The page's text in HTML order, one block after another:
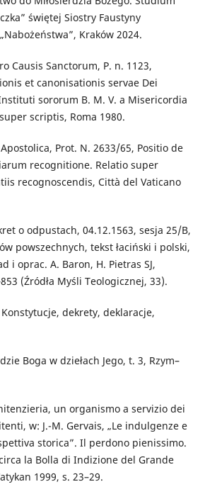
świętej Siostry Faustyny
Kraków 2024.
Causis Sanctorum, P. n. 1123,
et canonisationis servae Dei
sororum B. M. V. a Misericordia
scriptis, Roma 1980.
Prot. N. 2633/65, Positio de
recognitione. Relatio super
recognoscendis, Città del Vaticano
o odpustach, 04.12.1563, sesja 25/B,
powszechnych, tekst łaciński i polski,
i oprac. A. Baron, H. Pietras SJ,
(Źródła Myśli Teologicznej, 33).
dekrety, deklaracje,
Boga w dziełach Jego, t. 3, Rzym–
un organismo a servizio dei
w: J.-M. Gervais, „Le indulgenze e
storica”. Il perdono pienissimo.
la Bolla di Indizione del Grande
1999, s. 23–29.